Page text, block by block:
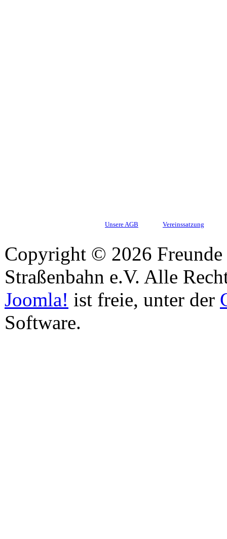
Unsere AGB Vereinssatzung
Copyright © 2026
Straßenbahn e.V. Alle
Joomla! ist freie, unter der
Software.